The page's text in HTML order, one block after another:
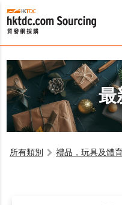
最
所有類別 禮品，玩具及體